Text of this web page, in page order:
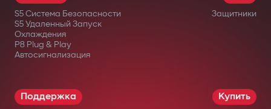
Дополнительный подкапотный модуль
блокирует запуск двигателя даже при
повреждении центрального блока.
дистанционный автозапуск
S5 Система Безопасности
S5 Удаленный Запуск
Охлаждения
P8 Plug & Play
Автосигнализация
Защитники
Поддержка Купить